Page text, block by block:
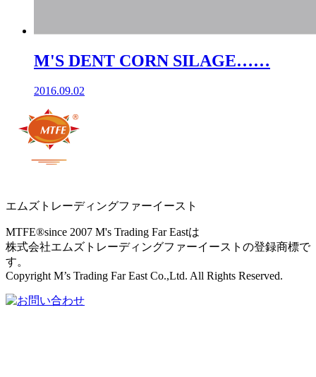
M'S DENT CORN SILAGE……
2016.09.02
エムズトレーディングファーイースト
MTFE®since 2007 M's Trading Far Eastは
株式会社エムズトレーディングファーイーストの登録商標で
す。
Copyright M’s Trading Far East Co.,Ltd. All Rights Reserved.